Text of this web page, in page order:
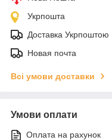
Укрпошта
Доставка Укрпоштою
Новая почта
Всі умови доставки
Умови оплати
Оплата на рахунок